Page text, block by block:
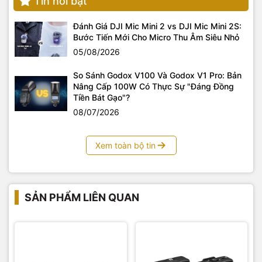
RØDE Central là ứng dụng trên máy tính để bàn và di động
Tại sao nên chọn Rode Interview Pro?
một trong những thương hiệu âm thanh hàng đầu thế
Đánh Giá DJI Mic Mini 2 vs DJI Mic Mini 2S:
Bước Tiến Mới Cho Micro Thu Âm Siêu Nhỏ
05/08/2026
So Sánh Godox V100 Và Godox V1 Pro: Bản
Nâng Cấp 100W Có Thực Sự "Đáng Đồng
Tiền Bát Gạo"?
08/07/2026
Xem toàn bộ tin
SẢN PHẨM LIÊN QUAN